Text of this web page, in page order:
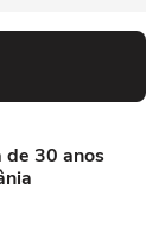
30 anos